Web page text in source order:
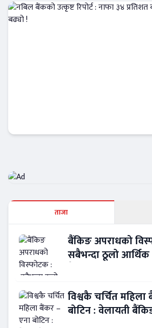
Banner News
ताजा
बैंकिङ अपराधको
सबैभन्दा ठूलो आर्थिक
विश्वकै चर्चित
बोटिन : वेलायती